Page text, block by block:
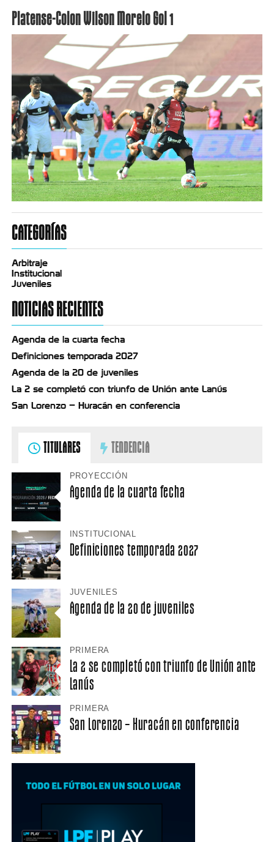
Platense-Colon Wilson Morelo Gol 1
CATEGORÍAS
Arbitraje
Institucional
Juveniles
NOTICIAS RECIENTES
Agenda de la cuarta fecha
Definiciones temporada 2027
Agenda de la 20 de juveniles
La 2 se completó con triunfo de Unión ante Lanús
San Lorenzo – Huracán en conferencia
TITULARES TENDENCIA
PROYECCIÓN
Agenda de la cuarta fecha
INSTITUCIONAL
Definiciones temporada 2027
JUVENILES
Agenda de la 20 de juveniles
PRIMERA
La 2 se completó con triunfo de Unión ante
Lanús
PRIMERA
San Lorenzo – Huracán en conferencia